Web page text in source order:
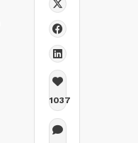
1037